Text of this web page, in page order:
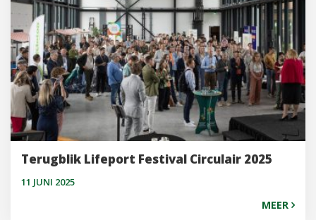
Terugblik Lifeport Festival Circulair 2025
11 JUNI 2025
MEER